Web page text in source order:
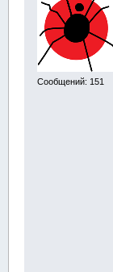
Сообщений: 151